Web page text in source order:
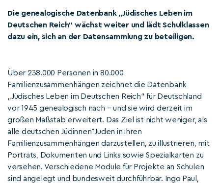
Die genealogische Datenbank „Jüdisches Leben im
Deutschen Reich“ wächst weiter und lädt Schulklassen
dazu ein, sich an der Datensammlung zu beteiligen.
Über 238.000 Personen in 80.000
Familienzusammenhängen zeichnet die Datenbank
„Jüdisches Leben im Deutschen Reich“ für Deutschland
vor 1945 genealogisch nach – und sie wird derzeit im
großen Maßstab erweitert. Das Ziel ist nicht weniger, als
alle deutschen Jüdinnen*Juden in ihren
Familienzusammenhängen darzustellen, zu illustrieren, mit
Porträts, Dokumenten und Links sowie Spezialkarten zu
versehen. Verschiedene Module für Projekte an Schulen
sind angelegt und bundesweit durchführbar. Ingo Paul,